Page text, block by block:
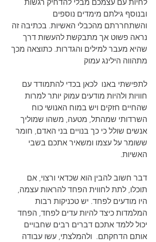
לחיות עם עצמכם מבלי להדחיק רגשות
ובנוסף גילתם מימדים נוספים
והשתחררתם מהכבלי האשיות. בכתיבה זה
נראה פשוט אך מתבקשת להעשות דרך
שהיא מעבר למילים והגדרות. כתוצאה מכך
מתהווה הילינג עמוק
לתפישתי באנו  לכאן בכדי להתמודד עם
חוויות ולהיות מודעים עמוק יותר למרות
שהחיים חזקים ויש במוח האנושי כוח
השרדותי שמהתל, מטעה, משהו שמוליך
אנשים שולל כי כך בנויים בני האדם, חומר
ששומר על עצמו ומשאיר אתכם בשבי
האשיות.
דבר חשוב להבין הוא שכדאי ורצוי, אם
תוכלו, לתת לחווית הפחד להראות עצמה,
היו מודעים לפחד. יש טכניקות רבות
המלמדות כיצד להיות עדים לפחד, הפחד
יכול ללמד אתכם דברים רבים שחבויים
אותם הדחקתם.  ולהמלצתי, עשו עבודה